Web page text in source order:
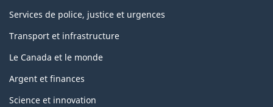
Services de police, justice et urgences
Transport et infrastructure
Le Canada et le monde
Argent et finances
Science et innovation